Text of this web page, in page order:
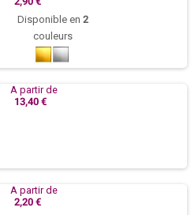
Disponible en 2
couleurs
Or Argent
A partir de
13,40 €
A partir de
2,20 €